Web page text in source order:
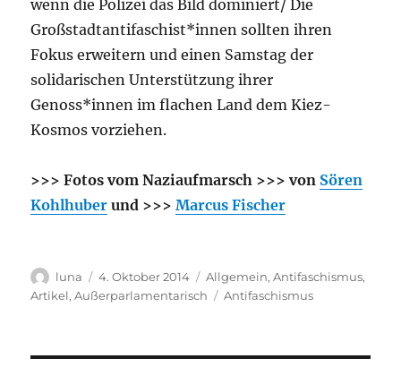
wenn die Polizei das Bild dominiert/ Die
Großstadtantifaschist*innen sollten ihren
Fokus erweitern und einen Samstag der
solidarischen Unterstützung ihrer
Genoss*innen im flachen Land dem Kiez-
Kosmos vorziehen.
>>> Fotos vom Naziaufmarsch >>> von Sören
Kohlhuber und >>>Marcus Fischer
Autor
luna
Veröffentlicht
am
4. Oktober 2014 Kategorien
Allgemein,Antifaschismus,
Artikel,Außerparlamentarisch Schlagwörter
Antifaschismus